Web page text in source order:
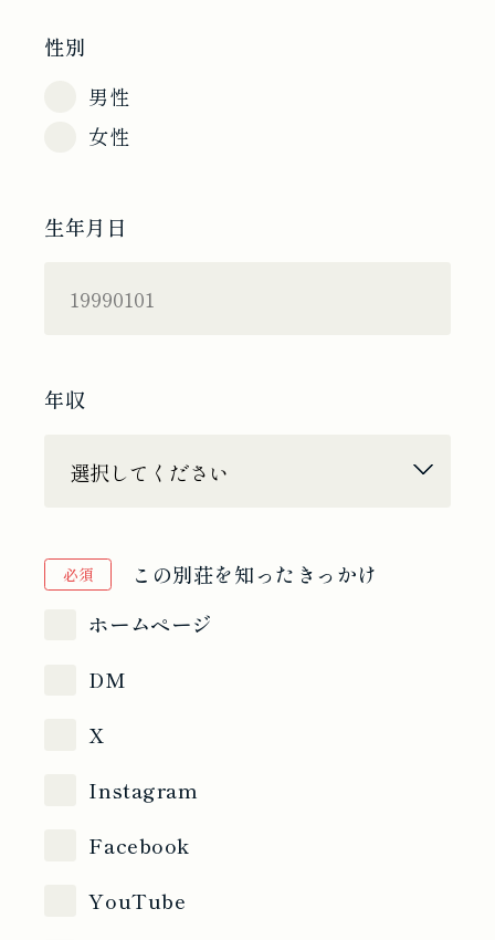
性別
男性
女性
生年月日
年収
必須
この別荘を知ったきっかけ
ホームページ
DM
X
Instagram
Facebook
YouTube